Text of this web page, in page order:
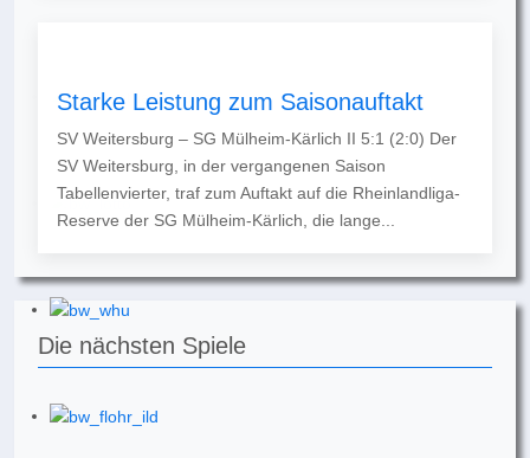
Starke Leistung zum Saisonauftakt
SV Weitersburg – SG Mülheim-Kärlich II 5:1 (2:0) Der
SV Weitersburg, in der vergangenen Saison
Tabellenvierter, traf zum Auftakt auf die Rheinlandliga-
Reserve der SG Mülheim-Kärlich, die lange...
Die nächsten Spiele